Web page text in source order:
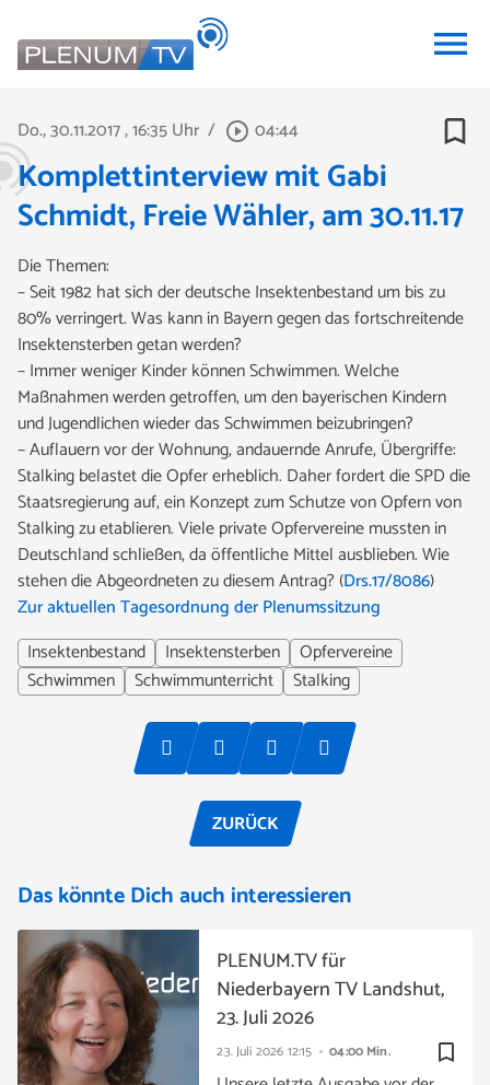
menu
Do., 30.11.2017, 16:35 Uhr / play_circle_outline 04:44 bookmark_border
Komplettinterview mit Gabi
Schmidt, Freie Wähler, am 30.11.17
Die Themen:
– Seit 1982 hat sich der deutsche Insektenbestand um bis zu
80% verringert. Was kann in Bayern gegen das fortschreitende
Insektensterben getan werden?
– Immer weniger Kinder können Schwimmen. Welche
Maßnahmen werden getroffen, um den bayerischen Kindern
und Jugendlichen wieder das Schwimmen beizubringen?
– Auflauern vor der Wohnung, andauernde Anrufe, Übergriffe:
Stalking belastet die Opfer erheblich. Daher fordert die SPD die
Staatsregierung auf, ein Konzept zum Schutze von Opfern von
Stalking zu etablieren. Viele private Opfervereine mussten in
Deutschland schließen, da öffentliche Mittel ausblieben. Wie
stehen die Abgeordneten zu diesem Antrag? (Drs.17/8086)
Zur aktuellen Tagesordnung der Plenumssitzung
Insektenbestand
Insektensterben
Opfervereine
Schwimmen
Schwimmunterricht Stalking
ZURÜCK
Das könnte Dich auch interessieren
bookmark_border
23. Juli 2026 12:15 04:00 Min.
PLENUM.TV für
Niederbayern TV Landshut,
23. Juli 2026